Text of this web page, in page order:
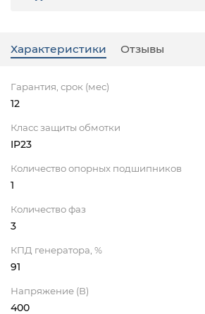
Характеристики Отзывы
Гарантия, срок (мес)
12
Класс защиты обмотки
IP23
Количество опорных подшипников
1
Количество фаз
3
КПД генератора, %
91
Напряжение (В)
400